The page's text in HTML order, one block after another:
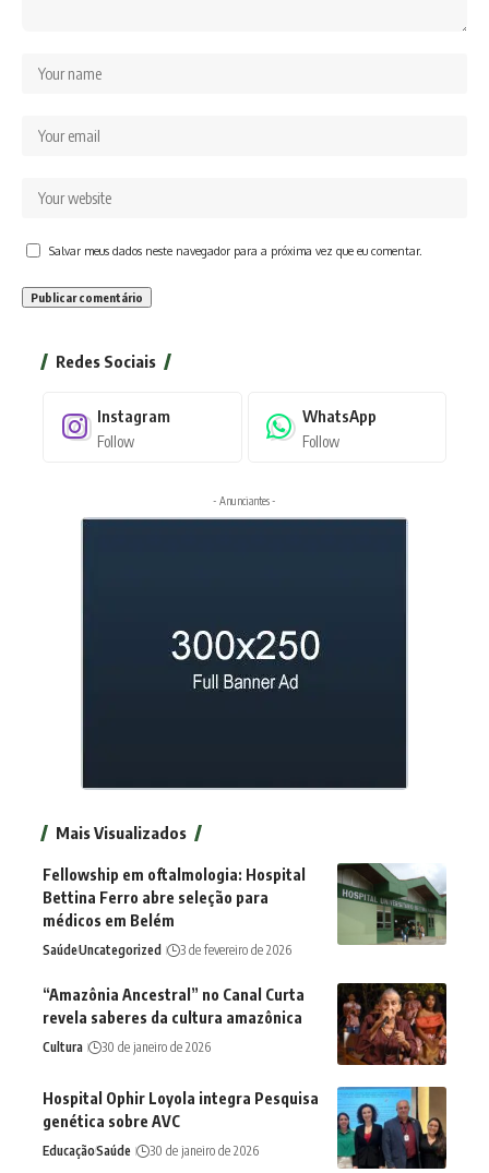
Salvar meus dados neste navegador para a próxima vez que eu comentar.
Redes Sociais
Instagram
Follow
WhatsApp
Follow
- Anunciantes -
Mais Visualizados
Fellowship em oftalmologia: Hospital
Bettina Ferro abre seleção para
médicos em Belém
SaúdeUncategorized 3 de fevereiro de 2026
“Amazônia Ancestral” no Canal Curta
revela saberes da cultura amazônica
Cultura 30 de janeiro de 2026
Hospital Ophir Loyola integra Pesquisa
genética sobre AVC
EducaçãoSaúde 30 de janeiro de 2026